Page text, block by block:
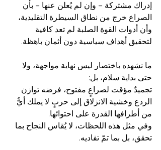
إدراك مشتركة – وإن لم يُعلن عنها – بأن
الصراع خرج من نطاق السيطرة التقليدية،
وأن أدوات القوة الصلبة لم تعد كافية
لتحقيق أهداف سياسية دون أثمان باهظة.
ما نشهده باختصار ليس نهاية مواجهة، ولا
حتى بداية سلام، بل:
تجميدٌ مؤقت لصراعٍ مفتوح، فرضه توازن
الردع وخشية الانزلاق إلى حربٍ لا يملك أيٌّ
من أطرافها القدرة على احتوائها.
وفي مثل هذه اللحظات، لا يُقاس النجاح بما
تحقق، بل بما تمّ تفاديه.